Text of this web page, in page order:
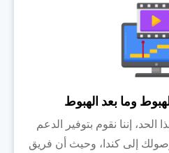
وما بعد الهبوط
الحد، إننا نقوم بتوفير الدعم
إلى كندا، وحيث أن فريق